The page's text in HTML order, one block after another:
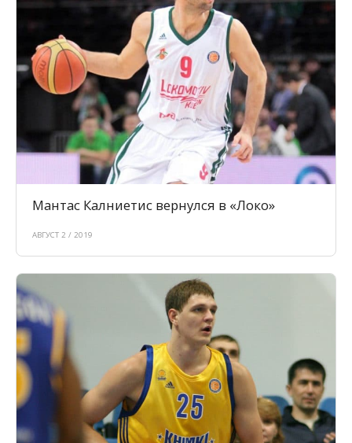
Мантас Калниетис вернулся в «Локо»
АВГУСТ 2 / 2019